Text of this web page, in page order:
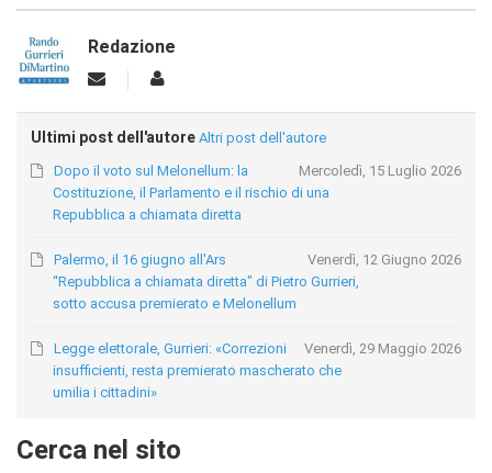
Redazione
Ultimi post dell'autore Altri post dell'autore
Mercoledì, 15 Luglio 2026
Dopo il voto sul Melonellum: la
Costituzione, il Parlamento e il rischio di una
Repubblica a chiamata diretta
Venerdì, 12 Giugno 2026
Palermo, il 16 giugno all'Ars
“Repubblica a chiamata diretta" di Pietro Gurrieri,
sotto accusa premierato e Melonellum
Venerdì, 29 Maggio 2026
Legge elettorale, Gurrieri: «Correzioni
insufficienti, resta premierato mascherato che
umilia i cittadini»
Cerca nel sito